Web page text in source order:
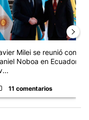
Milei se reunió con
Noboa en Ecuador y
11 comentarios